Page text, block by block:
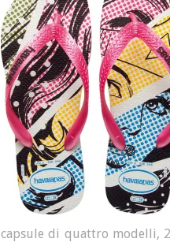
capsule di quattro modelli,